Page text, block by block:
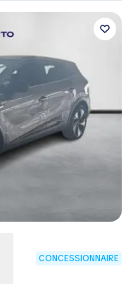
CONCESSIONNAIRE